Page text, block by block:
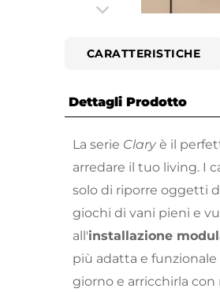
CARATTERISTICHE
Dettagli Prodotto
La serie Clary è il
arredare il tuo living. I
solo di riporre oggetti
giochi di vani pieni e
all'installazione
più adatta e
giorno e arricchirla con